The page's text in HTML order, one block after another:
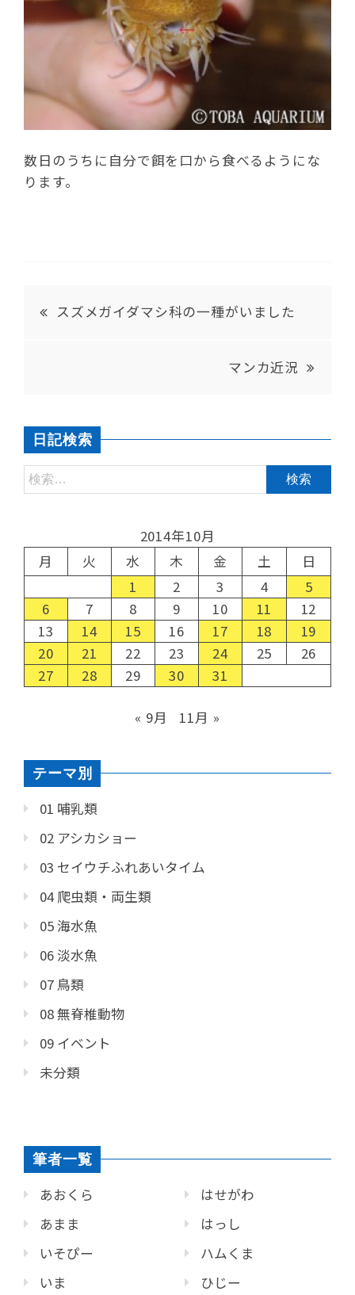
数日のうちに自分で餌を口から食べるようにな
ります。
スズメガイダマシ科の一種がいました
マンカ近況
日記検索
2014年10月
月
火 水 木 金 土
日
1
2 3 4
5
6
7 8 9 10 11
12
13
14 15 16 17 18
19
20
21 22 23 24 25
26
27
28 29 30 31
« 9月 11月 »
テーマ別
01 哺乳類
02 アシカショー
03 セイウチふれあいタイム
04 爬虫類・両生類
05 海水魚
06 淡水魚
07 鳥類
08 無脊椎動物
09 イベント
未分類
筆者一覧
あおくら
あまま
いそぴー
いま
はせがわ
はっし
ハムくま
ひじー